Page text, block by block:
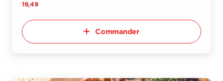
19,49
Commander